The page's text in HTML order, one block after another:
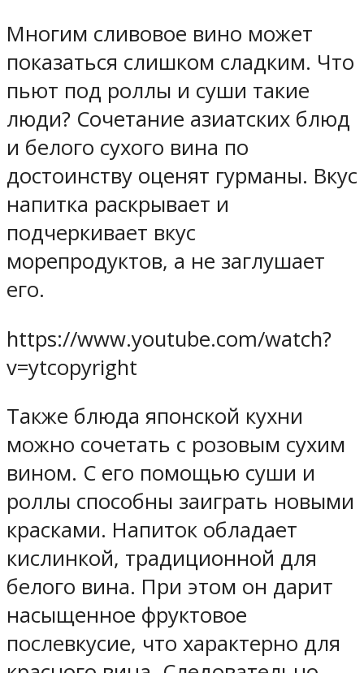
Многим сливовое вино может
показаться слишком сладким. Что
пьют под роллы и суши такие
люди? Сочетание азиатских блюд
и белого сухого вина по
достоинству оценят гурманы. Вкус
напитка раскрывает и
подчеркивает вкус
морепродуктов, а не заглушает
его.
https://www.youtube.com/watch?
v=ytcopyright
Также блюда японской кухни
можно сочетать с розовым сухим
вином. С его помощью суши и
роллы способны заиграть новыми
красками. Напиток обладает
кислинкой, традиционной для
белого вина. При этом он дарит
насыщенное фруктовое
послевкусие, что характерно для